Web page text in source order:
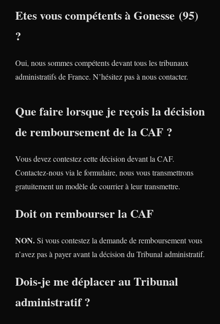
Etes vous compétents à Gonesse (95)
?
Oui, nous sommes compétents devant tous les tribunaux
administratifs de France. N’hésitez pas à nous contacter.
Que faire lorsque je reçois la décision
de remboursement de la CAF ?
Vous devez contestez cette décision devant la CAF.
Contactez-nous via le formulaire, nous vous transmettrons
gratuitement un modèle de courrier à leur transmettre.
Doit on rembourser la CAF
NON.Si vous contestez la demande de remboursement vous
n’avez pas à payer avant la décision du Tribunal administratif.
Dois-je me déplacer au Tribunal
administratif ?